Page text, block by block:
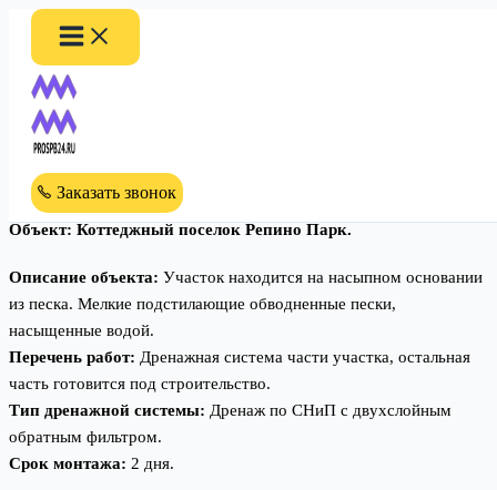
Перейти
содержимому
Заказать звонок
PROSPB24.RU
Дренаж участка КП Репино
Парк
Объект: Коттеджный поселок Репино Парк.
Описание объекта: Участок находится на насыпном основании
из песка. Мелкие подстилающие обводненные пески,
насыщенные водой.
Перечень работ: Дренажная система части участка, остальная
часть готовится под строительство.
Тип дренажной системы: Дренаж по СНиП с двухслойным
обратным фильтром.
Срок монтажа: 2 дня.